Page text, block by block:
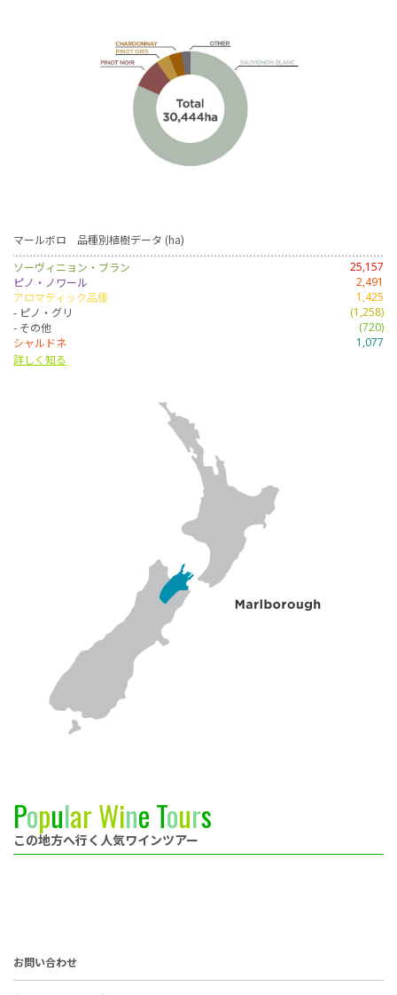
マールボロ 品種別植樹データ (ha)
ソーヴィニョン・ブラン
25,157
ピノ・ノワール
2,491
アロマティック品種
1,425
- ピノ・グリ
(1,258)
- その他
(720)
シャルドネ
1,077
詳しく知る
PopularWineTours
この地方へ行く人気ワインツアー
お問い合わせ